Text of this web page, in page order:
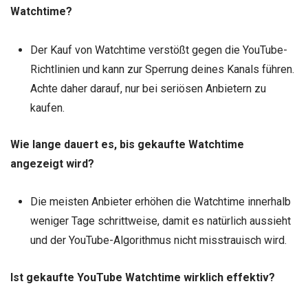
Watchtime?
Der Kauf von Watchtime verstößt gegen die YouTube-
Richtlinien und kann zur Sperrung deines Kanals führen.
Achte daher darauf, nur bei seriösen Anbietern zu
kaufen.
Wie lange dauert es, bis gekaufte Watchtime
angezeigt wird?
Die meisten Anbieter erhöhen die Watchtime innerhalb
weniger Tage schrittweise, damit es natürlich aussieht
und der YouTube-Algorithmus nicht misstrauisch wird.
Ist gekaufte YouTube Watchtime wirklich effektiv?